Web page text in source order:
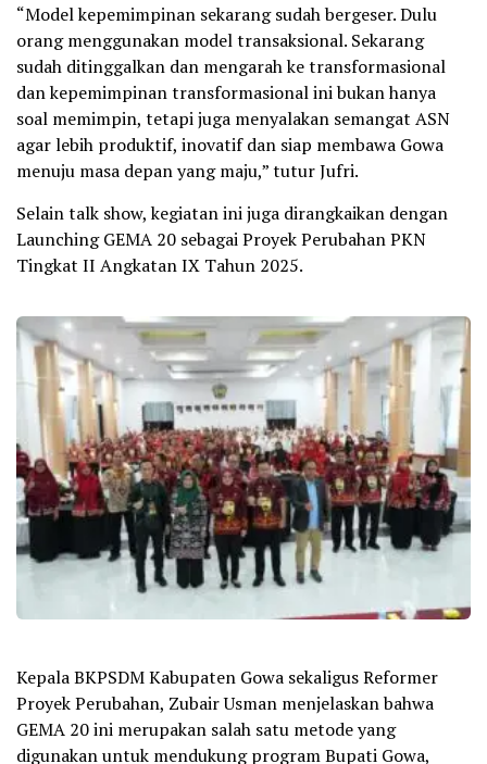
“Model kepemimpinan sekarang sudah bergeser. Dulu
orang menggunakan model transaksional. Sekarang
sudah ditinggalkan dan mengarah ke transformasional
dan kepemimpinan transformasional ini bukan hanya
soal memimpin, tetapi juga menyalakan semangat ASN
agar lebih produktif, inovatif dan siap membawa Gowa
menuju masa depan yang maju,” tutur Jufri.
Selain talk show, kegiatan ini juga dirangkaikan dengan
Launching GEMA 20 sebagai Proyek Perubahan PKN
Tingkat II Angkatan IX Tahun 2025.
Kepala BKPSDM Kabupaten Gowa sekaligus Reformer
Proyek Perubahan, Zubair Usman menjelaskan bahwa
GEMA 20 ini merupakan salah satu metode yang
digunakan untuk mendukung program Bupati Gowa,